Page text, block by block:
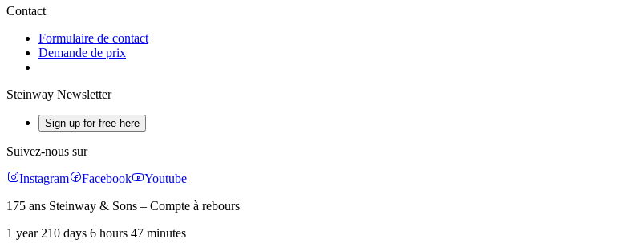
Contact
Formulaire de contact
Demande de prix
Steinway Newsletter
Sign up for free here
Suivez-nous sur
Instagram
Facebook
Youtube
175 ans Steinway & Sons – Compte à rebours
1 year 210 days 6 hours 47 minutes